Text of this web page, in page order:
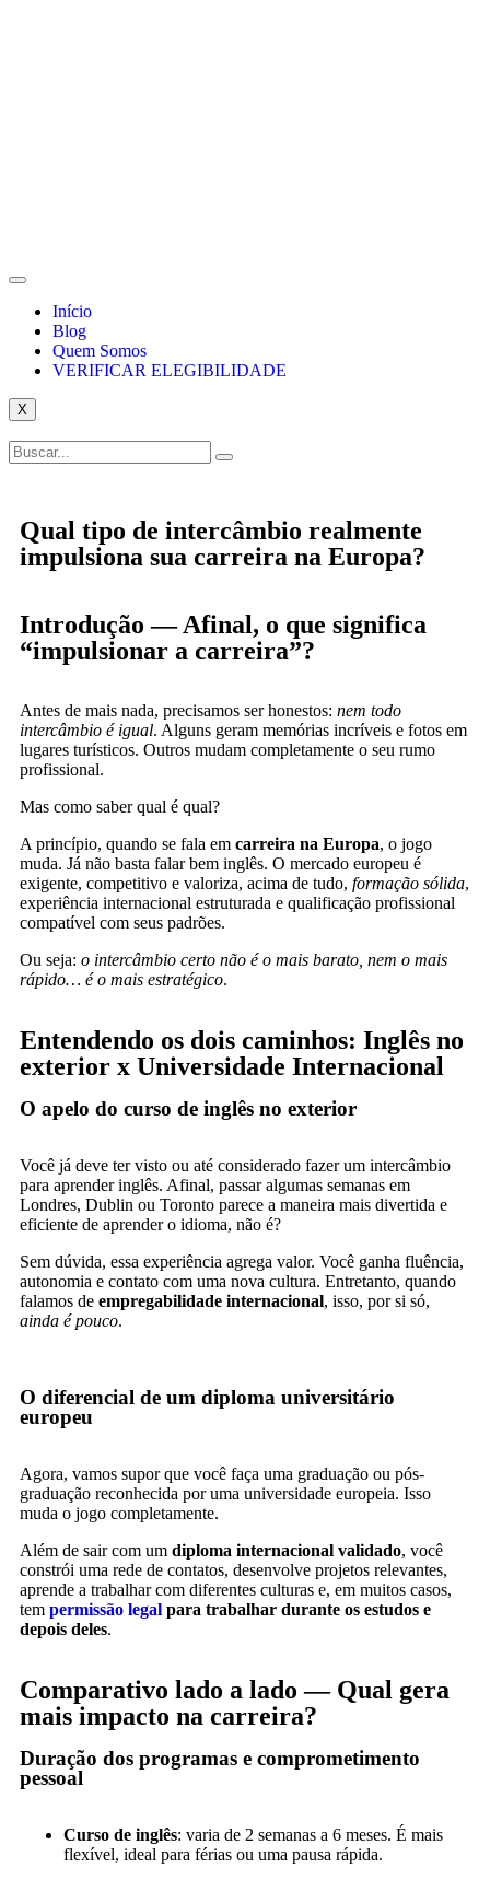
Início
Blog
Quem Somos
VERIFICAR ELEGIBILIDADE
X
Qual tipo de intercâmbio realmente
impulsiona sua carreira na Europa?
Introdução — Afinal, o que significa
“impulsionar a carreira”?
Antes de mais nada, precisamos ser honestos: nem todo
intercâmbio é igual. Alguns geram memórias incríveis e fotos em
lugares turísticos. Outros mudam completamente o seu rumo
profissional.
Mas como saber qual é qual?
A princípio, quando se fala em carreira na Europa, o jogo
muda. Já não basta falar bem inglês. O mercado europeu é
exigente, competitivo e valoriza, acima de tudo, formação sólida,
experiência internacional estruturada e qualificação profissional
compatível com seus padrões.
Ou seja: o intercâmbio certo não é o mais barato, nem o mais
rápido… é o mais estratégico.
Entendendo os dois caminhos: Inglês no
exterior x Universidade Internacional
O apelo do curso de inglês no exterior
Você já deve ter visto ou até considerado fazer um intercâmbio
para aprender inglês. Afinal, passar algumas semanas em
Londres, Dublin ou Toronto parece a maneira mais divertida e
eficiente de aprender o idioma, não é?
Sem dúvida, essa experiência agrega valor. Você ganha fluência,
autonomia e contato com uma nova cultura. Entretanto, quando
falamos de empregabilidade internacional, isso, por si só,
ainda é pouco.
O diferencial de um diploma universitário
europeu
Agora, vamos supor que você faça uma graduação ou pós-
graduação reconhecida por uma universidade europeia. Isso
muda o jogo completamente.
Além de sair com um diploma internacional validado, você
constrói uma rede de contatos, desenvolve projetos relevantes,
aprende a trabalhar com diferentes culturas e, em muitos casos,
tem permissão legal para trabalhar durante os estudos e
depois deles.
Comparativo lado a lado — Qual gera
mais impacto na carreira?
Duração dos programas e comprometimento
pessoal
Curso de inglês: varia de 2 semanas a 6 meses. É mais
flexível, ideal para férias ou uma pausa rápida.